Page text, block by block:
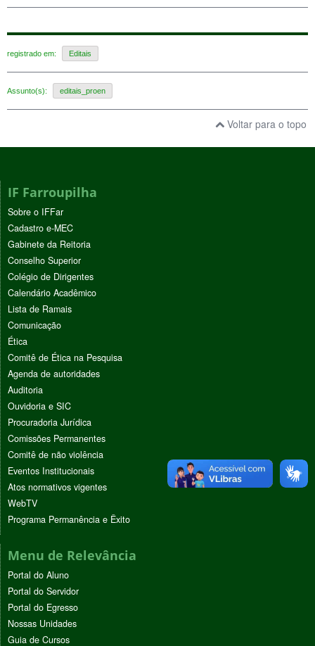
registrado em: Editais
Assunto(s): editais_proen
Voltar para o topo
IF Farroupilha
Sobre o IFFar
Cadastro e-MEC
Gabinete da Reitoria
Conselho Superior
Colégio de Dirigentes
Calendário Acadêmico
Lista de Ramais
Comunicação
Ética
Comitê de Ética na Pesquisa
Agenda de autoridades
Auditoria
Ouvidoria e SIC
Procuradoria Jurídica
Comissões Permanentes
Comitê de não violência
Eventos Institucionais
Atos normativos vigentes
WebTV
Programa Permanência e Êxito
Menu de Relevância
Portal do Aluno
Portal do Servidor
Portal do Egresso
Nossas Unidades
Guia de Cursos